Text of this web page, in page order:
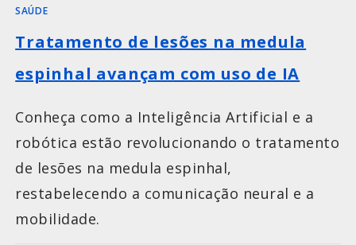
SAÚDE
Tratamento de lesões na medula
espinhal avançam com uso de IA
Conheça como a Inteligência Artificial e a
robótica estão revolucionando o tratamento
de lesões na medula espinhal,
restabelecendo a comunicação neural e a
mobilidade.